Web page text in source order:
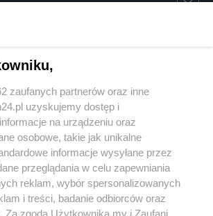
zaufanych partnerów oraz inne
uzyskujemy dostęp i
na urządzeniu oraz
osobowe, takie jak unikalne
informacje wysyłane przez
przeglądania w celu zapewniania
reklam, wybór spersonalizowanych
i treści, badanie odbiorców oraz
Za zgodą Użytkownika my i Zaufani